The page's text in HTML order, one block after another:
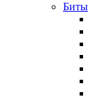
Биты